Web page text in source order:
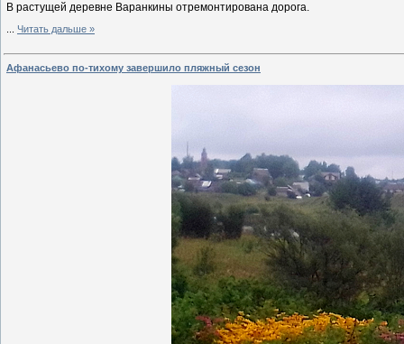
В растущей деревне Варанкины отремонтирована дорога.
Читать дальше »
Афанасьево по-тихому завершило пляжный сезон